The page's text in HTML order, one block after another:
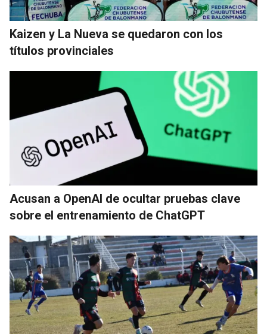
Kaizen y La Nueva se quedaron con los
títulos provinciales
Acusan a OpenAI de ocultar pruebas clave
sobre el entrenamiento de ChatGPT